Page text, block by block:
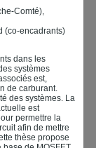
Comté),
(co-encadrants)
dans les
systèmes
est,
de carburant.
des systèmes. La
est
permettre la
afin de mettre
thèse propose